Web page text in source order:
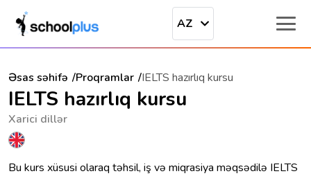
AZ
Əsas səhifə Proqramlar IELTS hazırlıq kursu
IELTS hazırlıq kursu
Xarici dillər
Bu kurs xüsusi olaraq təhsil, iş və miqrasiya məqsədilə IELTS